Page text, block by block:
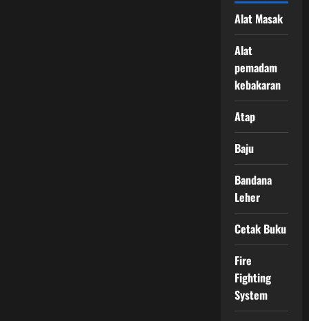
Alat Masak
Alat
pemadam
kebakaran
Atap
Baju
Bandana
Leher
Cetak Buku
Fire
Fighting
System